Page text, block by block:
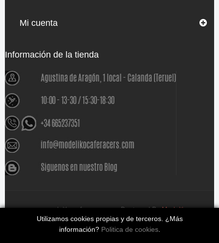
Mi cuenta
Información de la tienda
Utilizamos cookies propias y de terceros. ¿Más
información? Politica de cookies.
www.modelikocaferacers.com Designed By Modeliko